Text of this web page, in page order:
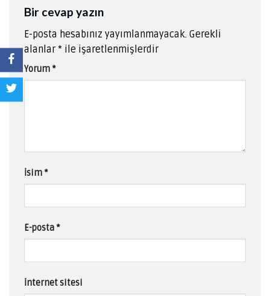
Bir cevap yazın
E-posta hesabınız yayımlanmayacak. Gerekli
alanlar * ile işaretlenmişlerdir
Yorum *
İsim *
E-posta *
İnternet sitesi